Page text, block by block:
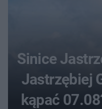
Sinice
Jastrzębiej
kąpać